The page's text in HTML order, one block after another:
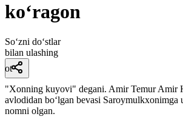
ko‘ragon
So‘zni do‘stlar
bilan ulashing
ot
"Xonning kuyovi" degani. Amir Temur Amir
avlodidan bo‘lgan bevasi Saroymulkxonimga
nomni olgan.